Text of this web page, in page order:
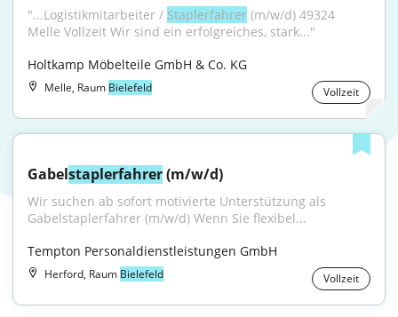
"...Logistikmitarbeiter / Staplerfahrer (m/w/d) 49324
Melle Vollzeit Wir sind ein erfolgreiches, stark..."
Holtkamp Möbelteile GmbH & Co. KG
Melle, Raum Bielefeld Vollzeit
Gabelstaplerfahrer (m/w/d)
Wir suchen ab sofort motivierte Unterstützung als
Gabelstaplerfahrer (m/w/d) Wenn Sie flexibel...
Tempton Personaldienstleistungen GmbH
Herford, Raum Bielefeld Vollzeit